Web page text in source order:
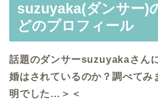
suzuyaka(ダンサー)
どのプロフィール
話題のダンサーsuzuyakaさん
婚はされているのか？調べてみ
明でした…＞＜